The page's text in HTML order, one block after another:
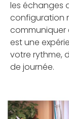
les échanges
configuration
communiquer
est une
votre rythme,
de journée.